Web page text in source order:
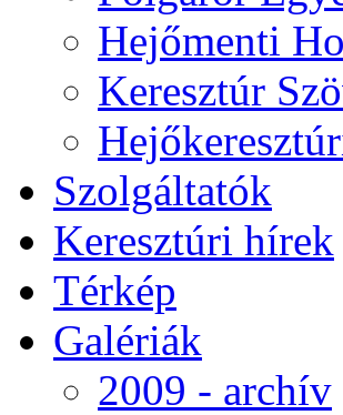
Hejőmenti
Keresztúr
Szolgáltatók
Keresztúri hírek
Térkép
Galériák
2009 - archív